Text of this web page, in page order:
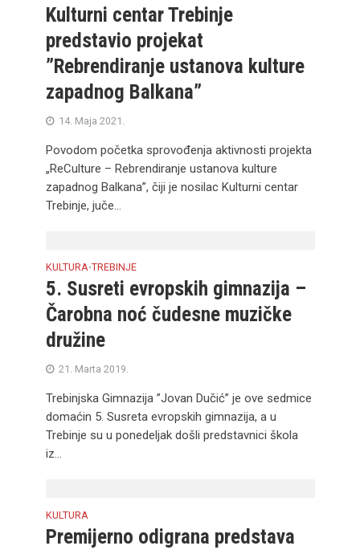
Kulturni centar Trebinje
predstavio projekat
”Rebrendiranje ustanova kulture
zapadnog Balkana”
14. Maja 2021.
Povodom početka sprovođenja aktivnosti projekta
„ReCulture – Rebrendiranje ustanova kulture
zapadnog Balkana”, čiji je nosilac Kulturni centar
Trebinje, juče...
KULTURA•TREBINJE
5. Susreti evropskih gimnazija –
Čarobna noć čudesne muzičke
družine
21. Marta 2019.
Trebinjska Gimnazija ”Jovan Dučić” je ove sedmice
domaćin 5. Susreta evropskih gimnazija, a u
Trebinje su u ponedeljak došli predstavnici škola
iz...
KULTURA
Premijerno odigrana predstava